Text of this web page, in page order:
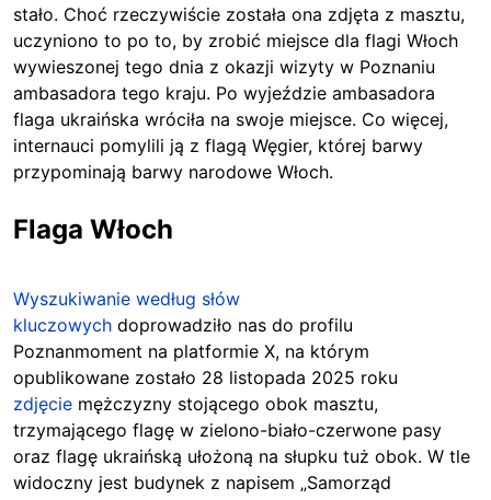
stało. Choć rzeczywiście została ona zdjęta z masztu,
uczyniono to po to, by zrobić miejsce dla flagi Włoch
wywieszonej tego dnia z okazji wizyty w Poznaniu
ambasadora tego kraju. Po wyjeździe ambasadora
flaga ukraińska wróciła na swoje miejsce. Co więcej,
internauci pomylili ją z flagą Węgier, której barwy
przypominają barwy narodowe Włoch.
Flaga Włoch
Wyszukiwanie według słów
kluczowych doprowadziło nas do profilu
Poznanmoment na platformie X, na którym
opublikowane zostało 28 listopada 2025 roku
zdjęcie mężczyzny stojącego obok masztu,
trzymającego flagę w zielono-biało-czerwone pasy
oraz flagę ukraińską ułożoną na słupku tuż obok. W tle
widoczny jest budynek z napisem „Samorząd